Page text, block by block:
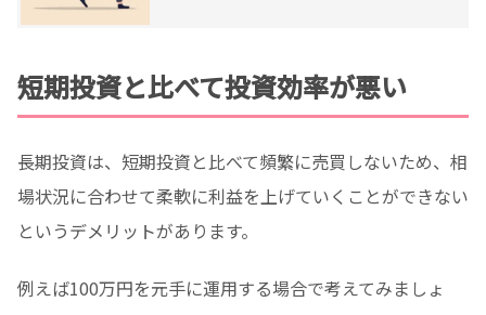
短期投資と比べて投資効率が悪い
長期投資は、短期投資と比べて頻繁に売買しないため、相
場状況に合わせて柔軟に利益を上げていくことができない
というデメリットがあります。
例えば100万円を元手に運用する場合で考えてみましょ